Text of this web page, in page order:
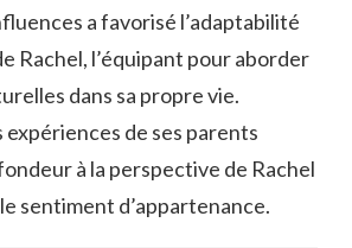
a favorisé l’adaptabilité
Rachel, l’équipant pour aborder
dans sa propre vie.
de ses parents
à la perspective de Rachel
sentiment d’appartenance.